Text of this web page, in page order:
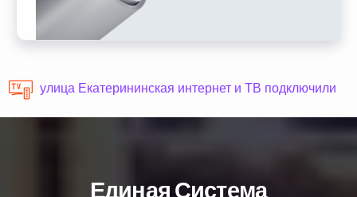
улица Екатерининская интернет и ТВ подключили
Единая Система